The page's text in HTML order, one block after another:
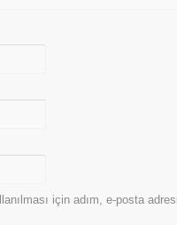
için adım, e-posta